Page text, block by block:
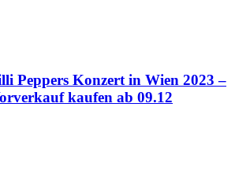
Peppers Konzert in Wien 2023 –
kaufen ab 09.12